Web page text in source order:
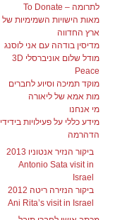
לתרומה – To Donate
מאות הישויות השמימיות של
ארץ החדווה
מדיסין בודהה עם אני לוסנג
מודל שלום אוניברסלי 3D
Peace
מוקד תמיכה וסיוע לחברים
מות אמא של ליאורה
מי אנחנו
מידע כללי על פעילויות בידידי
הדהרמה
ביקור הנזיר אנטוניו 2013
Antonio Sata visit in
Israel
ביקור הנזירה ריטה 2012
Ani Rita’s visit in Israel